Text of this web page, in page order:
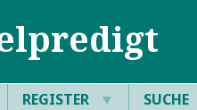
REGISTER ▼ SUCHE